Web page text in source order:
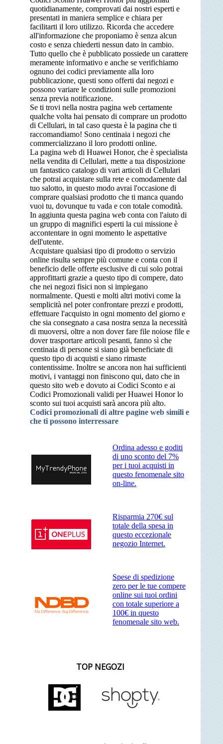
quotidianamente, comprovati dai nostri esperti e
presentati in maniera semplice e chiara per
facilitarti il loro utilizzo. Ricorda che accedere
all'informazione che proponiamo è senza alcun
costo e senza chiederti nessun dato in cambio.
Tutto quello che è pubblicato possiede un carattere
meramente informativo e anche se verifichiamo
ognuno dei codici previamente alla loro
pubblicazione, questi sono offerti dai negozi e
possono variare le condizioni sulle promozioni
senza previa notificazione.
Se ti trovi nella nostra pagina web certamente
qualche volta hai pensato di comprare un prodotto
di Cellulari, in tal caso questa è la pagina che ti
raccomandiamo! Sono centinaia i negozi che
commercializzano il loro prodotti online.
La pagina web di Huawei Honor, che è specialista
nella vendita di Cellulari, mette a tua disposizione
un fantastico catalogo di vari articoli di Cellulari
che potrai acquistare sulla rete e comodamente dal
tuo salotto, in questo modo avrai l'occasione di
comprare qualsiasi prodotto che ti manca quando
vuoi tu, dovunque tu vada e con totale comodità.
In aggiunta questa pagina web conta con l'aiuto di
un gruppo di magnifici esperti la cui missione è
accontentare in ogni momento le aspettative
dell'utente.
Acquistare qualsiasi tipo di prodotto o servizio
online risulta sempre più comune e conta con il
beneficio delle offerte esclusive di cui solo potrai
approfittarti grazie a questo tipo di compere, dato
che nei negozi fisici non si impiegano
normalmente. Questi e molti altri motivi come la
semplicità nel poter confrontare prezzi e prodotti,
effettuare l'acquisto in ogni momento del giorno e
che sia consegnato a casa nostra senza la necessità
di muoversi, oltre a non dover fare file noiose file e
dover trasportare articoli pesanti, fanno sì che
centinaia di persone si siano già beneficiate di
questo tipo di acquisti e siano rimaste
contentissime. Inoltre se ancora non hai sufficienti
motivi, i vantaggi non finiscono qui, dato che in
questo sito web e dovuto ai Codici Sconto e ai
Codici Promozionali validi per Huawei Honor lo
sconto sui tuoi acquisti sarà ancora più alto.
Codici promozionali di altre pagine web simili e
che ti possono interressare
Ordina adesso e goditi
di uno sconto del 7%
per i tuoi acquisti in
questo fenomenale sito
on-line.
Risparmia 270€ sul
totale della spesa in
questo eccezionale
negozio Internet.
Spese di spedizione
zero per le tue compere
online sui tuoi ordini
con totale superiore a
100€ in questo
fenomenale sito web.
TOP NEGOZI